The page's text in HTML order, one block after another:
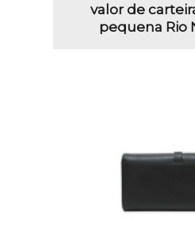
valor de
pequena Rio